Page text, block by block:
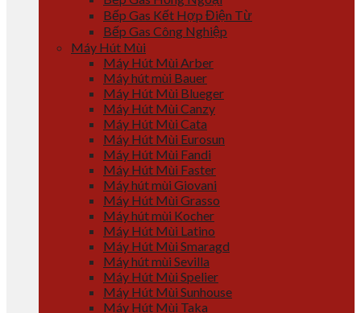
Bếp Gas Kết Hợp Điện Từ
Bếp Gas Công Nghiệp
Máy Hút Mùi
Máy Hút Mùi Arber
Máy hút mùi Bauer
Máy Hút Mùi Blueger
Máy Hút Mùi Canzy
Máy Hút Mùi Cata
Máy Hút Mùi Eurosun
Máy Hút Mùi Fandi
Máy Hút Mùi Faster
Máy hút mùi Giovani
Máy Hút Mùi Grasso
Máy hút mùi Kocher
Máy Hút Mùi Latino
Máy Hút Mùi Smaragd
Máy hút mùi Sevilla
Máy Hút Mùi Spelier
Máy Hút Mùi Sunhouse
Máy Hút Mùi Taka